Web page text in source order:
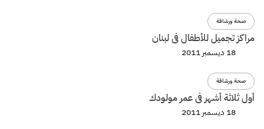
صحة ورشاقة
مراكز تجميل للأطفال فى لبنان
18 ديسمبر 2011
صحة ورشاقة
أول ثلاثة أشهر فى عمر مولودك
18 ديسمبر 2011